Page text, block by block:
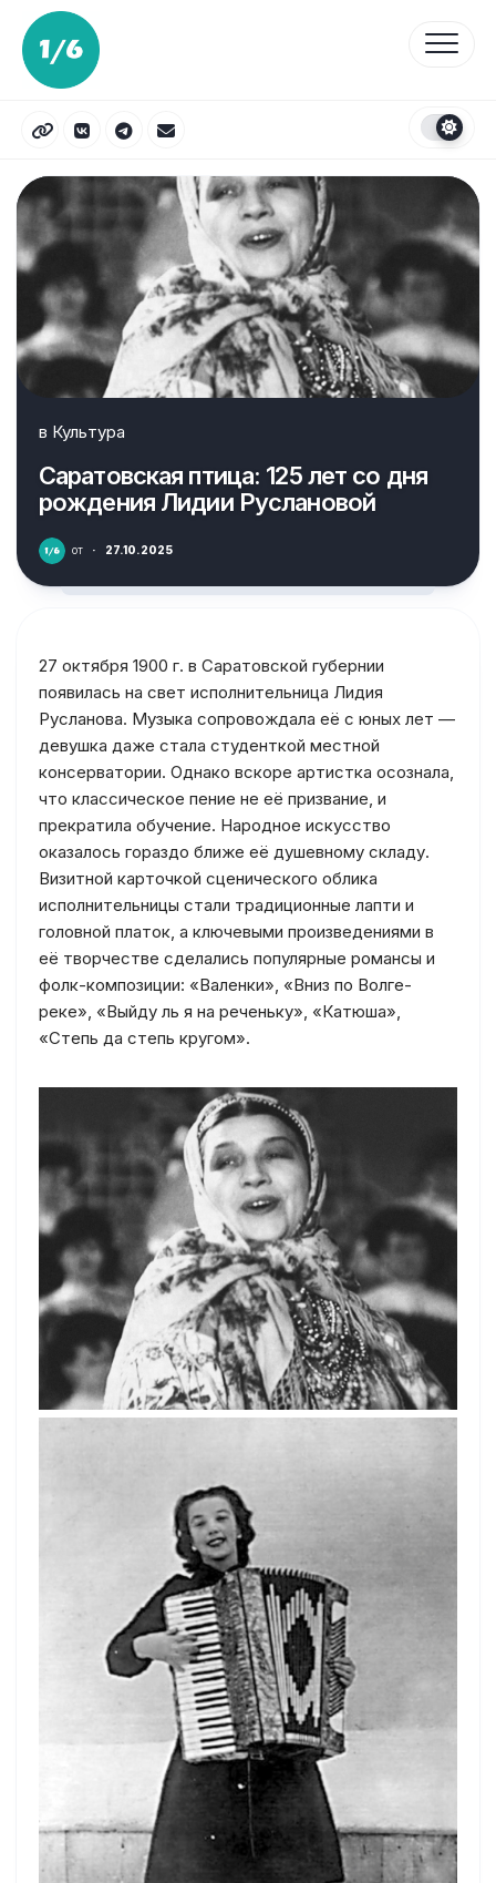
Перейти
содержанию
в Культура
Саратовская птица: 125 лет со дня
рождения Лидии Руслановой
от · 27.10.2025
27 октября 1900 г. в Саратовской губернии
появилась на свет исполнительница Лидия
Русланова. Музыка сопровождала её с юных лет —
девушка даже стала студенткой местной
консерватории. Однако вскоре артистка осознала,
что классическое пение не её призвание, и
прекратила обучение. Народное искусство
оказалось гораздо ближе её душевному складу.
Визитной карточкой сценического облика
исполнительницы стали традиционные лапти и
головной платок, а ключевыми произведениями в
её творчестве сделались популярные романсы и
фолк-композиции: «Валенки», «Вниз по Волге-
реке», «Выйду ль я на реченьку», «Катюша»,
«Степь да степь кругом».